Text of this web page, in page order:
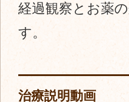
経過観察とお薬
す。
治療説明動画